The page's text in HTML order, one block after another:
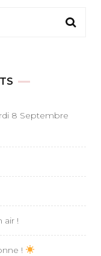
8 Septembre
air !
!